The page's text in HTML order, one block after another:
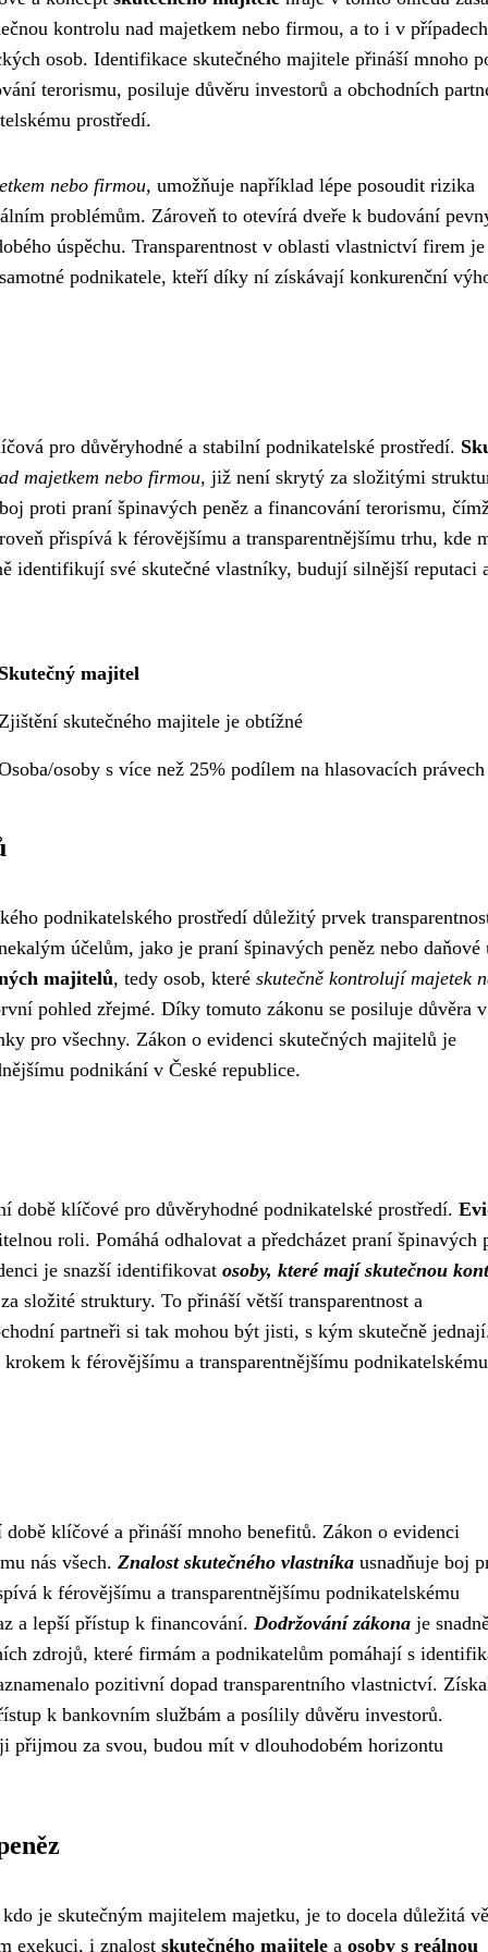
kontrolu nad majetkem nebo firmou, a to i v
osob. Identifikace skutečného majitele přináší mnoho
terorismu, posiluje důvěru investorů a obchodních
prostředí.
nebo firmou, umožňuje například lépe posoudit rizika
problémům. Zároveň to otevírá dveře k budování
úspěchu. Transparentnost v oblasti vlastnictví firem
podnikatele, kteří díky ní získávají konkurenční
pro důvěryhodné a stabilní podnikatelské prostředí.
majetkem nebo firmou, již není skrytý za složitými
proti praní špinavých peněz a financování terorismu,
přispívá k férovějšímu a transparentnějšímu trhu, kde
identifikují své skutečné vlastníky, budují silnější reputaci
majitel
skutečného majitele je obtížné
osoby s více než 25% podílem na hlasovacích právech
podnikatelského prostředí důležitý prvek
účelům, jako je praní špinavých peněz nebo daňové
majitelů, tedy osob, které skutečně kontrolují majetek
pohled zřejmé. Díky tomuto zákonu se posiluje důvěra v
pro všechny. Zákon o evidenci skutečných majitelů je
podnikání v České republice.
době klíčové pro důvěryhodné podnikatelské prostředí.
roli. Pomáhá odhalovat a předcházet praní špinavých
je snazší identifikovat osoby, které mají skutečnou
složité struktury. To přináší větší transparentnost a
partneři si tak mohou být jisti, s kým skutečně
k férovějšímu a transparentnějšímu podnikatelskému
klíčové a přináší mnoho benefitů. Zákon o evidenci
nás všech. Znalost skutečného vlastníka usnadňuje boj
k férovějšímu a transparentnějšímu podnikatelskému
a lepší přístup k financování. Dodržování zákona je
zdrojů, které firmám a podnikatelům pomáhají s
pozitivní dopad transparentního vlastnictví.
k bankovním službám a posílily důvěru investorů.
přijmou za svou, budou mít v dlouhodobém horizontu
je skutečným majitelem majetku, je to docela důležitá
exekuci, i znalost skutečného majitele a osoby s reálnou